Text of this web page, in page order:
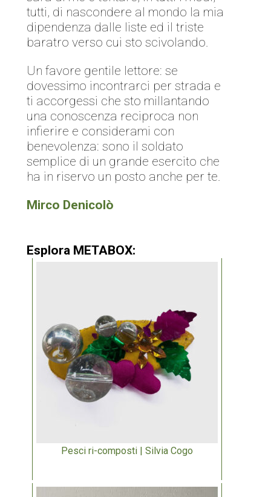
tutti, di nascondere al mondo la mia
dipendenza dalle liste ed il triste
baratro verso cui sto scivolando.
Un favore gentile lettore: se
dovessimo incontrarci per strada e
ti accorgessi che sto millantando
una conoscenza reciproca non
infierire e considerami con
benevolenza: sono il soldato
semplice di un grande esercito che
ha in riservo un posto anche per te.
Mirco Denicolò
Esplora METABOX:
Pesci ri-composti | Silvia Cogo